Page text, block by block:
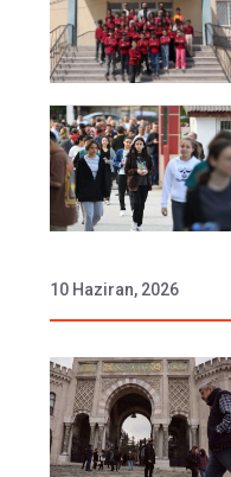
10 Haziran, 2026